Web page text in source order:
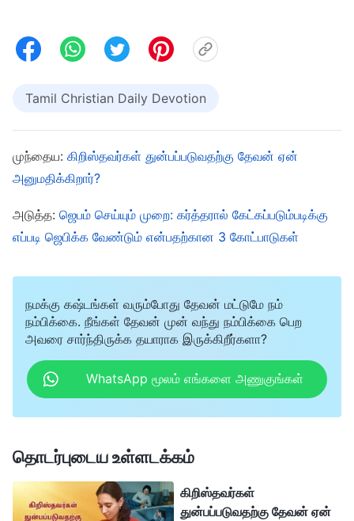
கொண்டிருக்கவில்லை, அல்லவா? அப்படியானால், இவை
சோதிக்கப்பட்டு, அவர்களின் மாம்சம் சீர்கெட்டுப்போன
பிறகு, அவை உருவாகின. மனித மாம்சத்தின் வேதனையும்,
அதன் துன்பங்களும், வெறுமையும், மனித உலகின் மிகவும்
துயர் மிகுந்த விவகாரங்களும், சாத்தான் மனிதகுலத்தை
சீர்கெட்டுப் போகச் செய்தவுடனேயே வந்துவிட்டன.
மனிதர்கள் சாத்தானால் சீர்கெடுக்கப்பட்ட பிறகு, அது
மனிதகுலத்தின் வியாதிகள் மேன்மேலும் தீவிரமாகின.
அவர்களின் துன்பம் மேன்மேலும் கடுமையானது. …
இவ்வாறு, இந்த துன்பம் சாத்தானால் மனிதர்கள் மீது
கொண்டுவரப்பட்டது”(“உலகத் துன்பங்களை தேவனின்
நாம் அனைவரும் அறிந்தபடி, ஆதாமும் ஏவாளும்
ஆரம்பத்தில் தேவனின் வார்த்தைகளுக்கு செவிசாய்த்து,
அவருக்குக் கீழ்ப்படிந்தார்கள், அவர்கள் ஏதேன்
Tamil Christian Daily Devotion
முந்தைய: கிறிஸ்தவர்கள் துன்பப்படுவதற்கு தேவன் ஏன்
அனுமதிக்கிறார்?
அடுத்த: ஜெபம் செய்யும் முறை: கர்த்தரால் கேட்கப்படும்படிக்கு
எப்படி ஜெபிக்க வேண்டும் என்பதற்கான 3 கோட்பாடுகள்
நமக்கு கஷ்டங்கள் வரும்போது தேவன் மட்டுமே நம்
நம்பிக்கை. நீங்கள் தேவன் முன் வந்து நம்பிக்கை பெற
அவரை சார்ந்திருக்க தயாராக இருக்கிறீர்களா?
WhatsApp மூலம் எங்களை அணுகுங்கள்
தொடர்புடைய உள்ளடக்கம்
கிறிஸ்தவர்கள்
துன்பப்படுவதற்கு தேவன் ஏன்